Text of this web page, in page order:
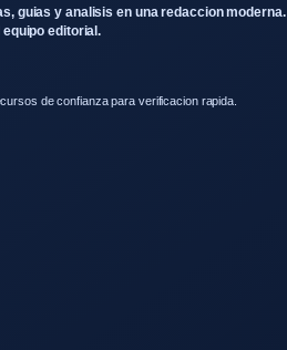
guias y analisis en una redaccion moderna.
editorial.
de confianza para verificacion rapida.